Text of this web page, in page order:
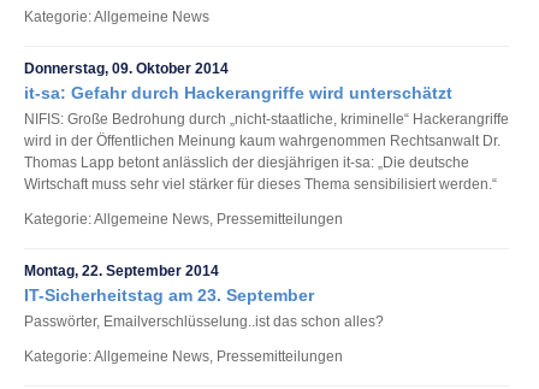
Kategorie: Allgemeine News
Donnerstag, 09. Oktober 2014
it-sa: Gefahr durch Hackerangriffe wird unterschätzt
NIFIS: Große Bedrohung durch „nicht-staatliche, kriminelle“ Hackerangriffe
wird in der Öffentlichen Meinung kaum wahrgenommen Rechtsanwalt Dr.
Thomas Lapp betont anlässlich der diesjährigen it-sa: „Die deutsche
Wirtschaft muss sehr viel stärker für dieses Thema sensibilisiert werden.“
Kategorie: Allgemeine News, Pressemitteilungen
Montag, 22. September 2014
IT-Sicherheitstag am 23. September
Passwörter, Emailverschlüsselung..ist das schon alles?
Kategorie: Allgemeine News, Pressemitteilungen